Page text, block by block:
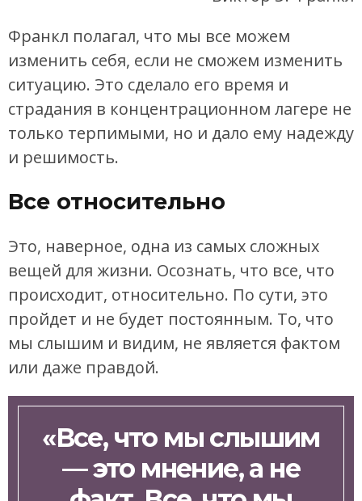
Франкл полагал, что мы все можем
изменить себя, если не сможем изменить
ситуацию. Это сделало его время и
страдания в концентрационном лагере не
только терпимыми, но и дало ему надежду
и решимость.
Все относительно
Это, наверное, одна из самых сложных
вещей для жизни. Осознать, что все, что
происходит, относительно. По сути, это
пройдет и не будет постоянным. То, что
мы слышим и видим, не является фактом
или даже правдой.
«Все, что мы слышим
— это мнение, а не